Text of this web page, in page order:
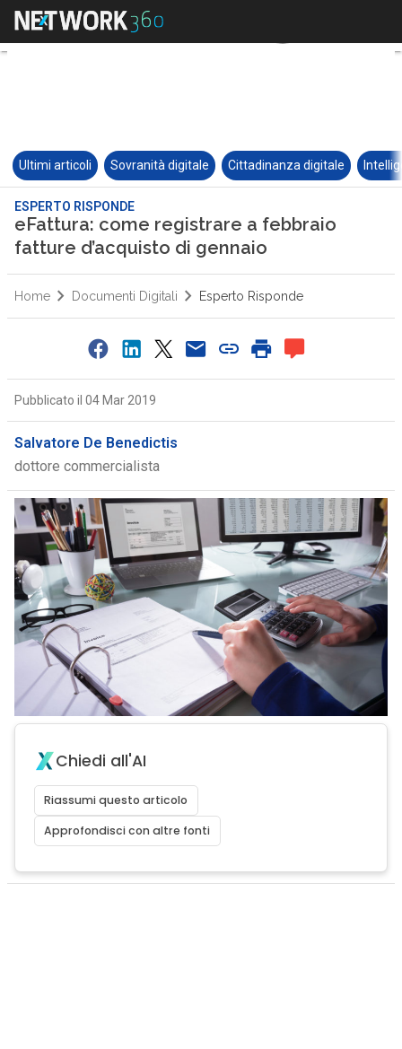
Ultimi articoli Sovranità digitale Cittadinanza digitale
ESPERTO RISPONDE
eFattura: come registrare a febbraio
fatture d’acquisto di gennaio
Home Documenti Digitali Esperto Risponde
Pubblicato il 04 Mar 2019
Salvatore De Benedictis
dottore commercialista
Chiedi all'AI
Riassumi questo articolo
Approfondisci con altre fonti